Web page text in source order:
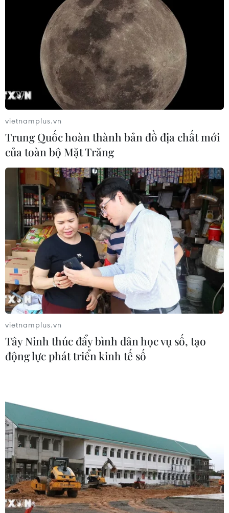
vietnamplus.vn
Trung Quốc hoàn thành bản đồ địa chất mới
của toàn bộ Mặt Trăng
vietnamplus.vn
Tây Ninh thúc đẩy bình dân học vụ số, tạo
động lực phát triển kinh tế số